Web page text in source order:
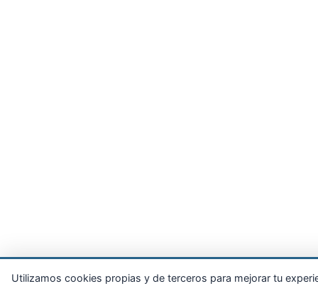
Utilizamos cookies propias y de terceros para mejorar tu